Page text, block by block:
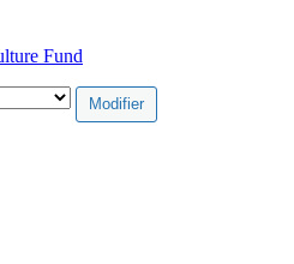
Fund